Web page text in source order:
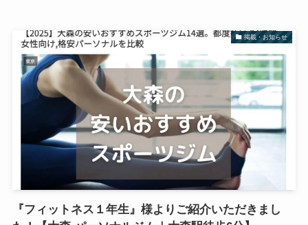
掲載・お知らせ
『フィットネス１年生』様よりご紹介いただきまし